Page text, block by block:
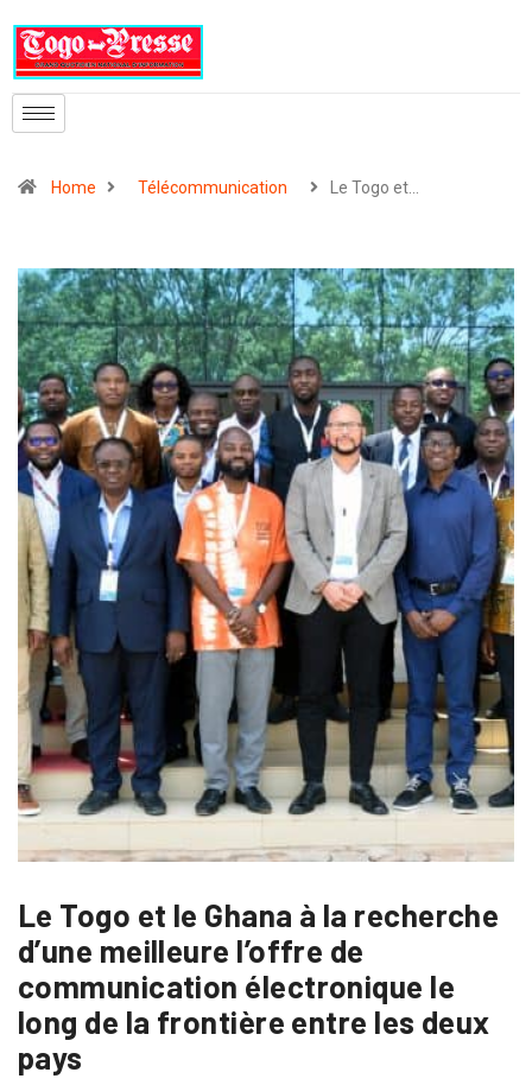
Home Télécommunication Le Togo et…
Le Togo et le Ghana à la recherche
d’une meilleure l’offre de
communication électronique le
long de la frontière entre les deux
pays